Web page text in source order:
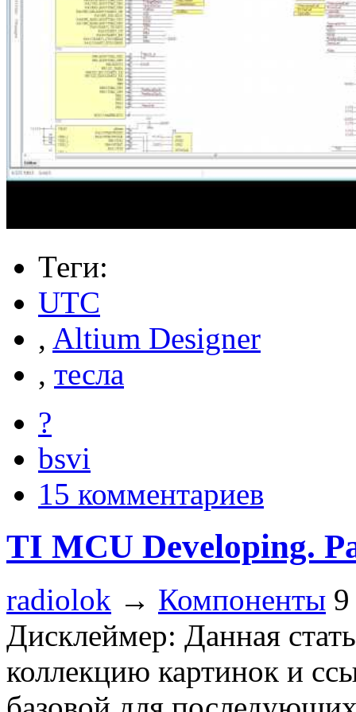
Теги:
UTC
, Altium Designer
, тесла
?
bsvi
15 комментариев
TI MCU Developing.
radiolok → Компоненты
Дисклеймер: Данная
коллекцию картинок и